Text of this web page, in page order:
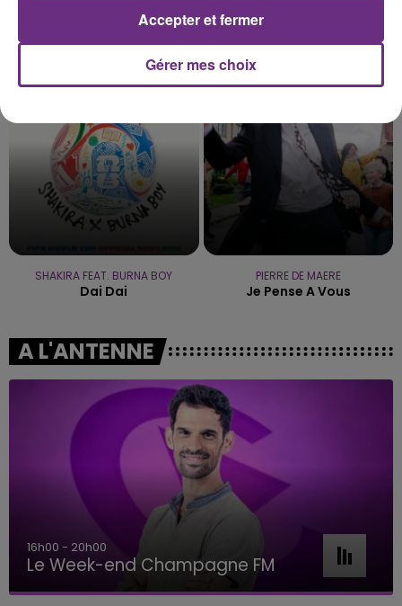
Elizabeth Taylor Je M'en Vais
18h59
18h59
SHAKIRA FEAT. BURNA BOY
Dai Dai
18h57
18h57
PIERRE DE MAERE
Je Pense A Vous
A L'ANTENNE
7h00 - 11h00
BEST OF
Gérer mes choix
Accepter et fermer